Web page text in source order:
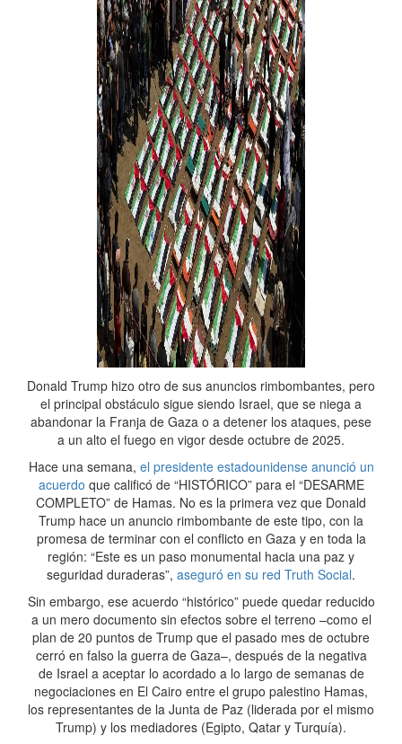
Donald Trump hizo otro de sus anuncios rimbombantes, pero
el principal obstáculo sigue siendo Israel, que se niega a
abandonar la Franja de Gaza o a detener los ataques, pese
a un alto el fuego en vigor desde octubre de 2025.
Hace una semana, el presidente estadounidense anunció un
acuerdo que calificó de “HISTÓRICO” para el “DESARME
COMPLETO” de Hamas. No es la primera vez que Donald
Trump hace un anuncio rimbombante de este tipo, con la
promesa de terminar con el conflicto en Gaza y en toda la
región: “Este es un paso monumental hacia una paz y
seguridad duraderas”, aseguró en su red Truth Social.
Sin embargo, ese acuerdo “histórico” puede quedar reducido
a un mero documento sin efectos sobre el terreno –como el
plan de 20 puntos de Trump que el pasado mes de octubre
cerró en falso la guerra de Gaza–, después de la negativa
de Israel a aceptar lo acordado a lo largo de semanas de
negociaciones en El Cairo entre el grupo palestino Hamas,
los representantes de la Junta de Paz (liderada por el mismo
Trump) y los mediadores (Egipto, Qatar y Turquía).